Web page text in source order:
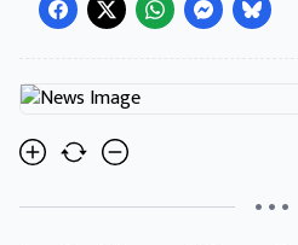
• • •